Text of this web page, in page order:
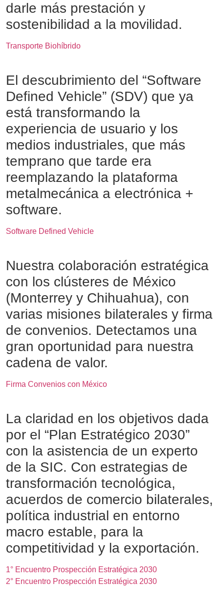
darle más prestación y
sostenibilidad a la movilidad.
Transporte Biohíbrido
El descubrimiento del “Software
Defined Vehicle” (SDV) que ya
está transformando la
experiencia de usuario y los
medios industriales, que más
temprano que tarde era
reemplazando la plataforma
metalmecánica a electrónica +
software.
Software Defined Vehicle
Nuestra colaboración estratégica
con los clústeres de México
(Monterrey y Chihuahua), con
varias misiones bilaterales y firma
de convenios. Detectamos una
gran oportunidad para nuestra
cadena de valor.
Firma Convenios con México
La claridad en los objetivos dada
por el “Plan Estratégico 2030”
con la asistencia de un experto
de la SIC. Con estrategias de
transformación tecnológica,
acuerdos de comercio bilaterales,
política industrial en entorno
macro estable, para la
competitividad y la exportación.
1° Encuentro Prospección Estratégica 2030
2° Encuentro Prospección Estratégica 2030